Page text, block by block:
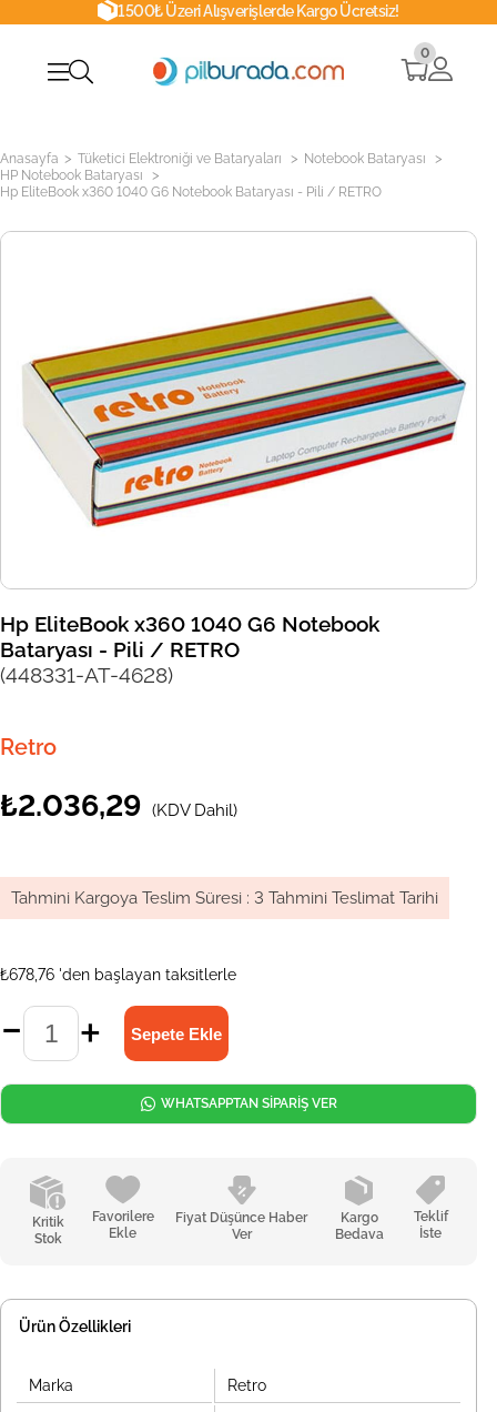
1500₺ Üzeri Alışverişlerde Kargo Ücretsiz!
0
Anasayfa > Tüketici Elektroniği ve Bataryaları > Notebook Bataryası >
HP Notebook Bataryası >
Hp EliteBook x360 1040 G6 Notebook Bataryası - Pili / RETRO
Hp EliteBook x360 1040 G6 Notebook
Bataryası - Pili / RETRO
(448331-AT-4628)
Retro
₺2.036,29 (KDV Dahil)
Tahmini Kargoya Teslim Süresi : 3 Tahmini Teslimat Tarihi
₺678,76 'den başlayan taksitlerle
Kritik
Stok
Favorilere
Ekle
Fiyat Düşünce Haber
Ver
Kargo
Bedava
Teklif
İste
WHATSAPPTAN SİPARİŞ VER
Ürün Özellikleri
Marka Retro